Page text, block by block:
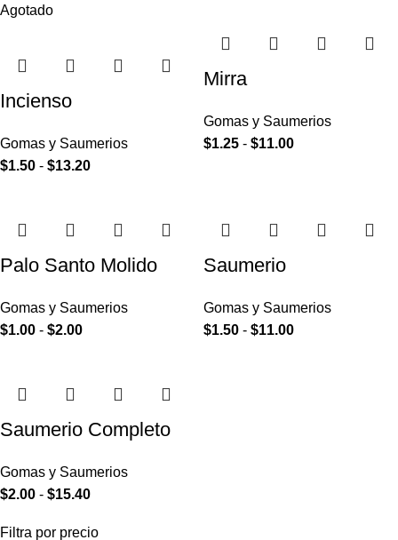
Filtra por precio
Agotado
Incienso
Gomas y Saumerios
$1.50 - $13.20
Mirra
Gomas y Saumerios
$1.25 - $11.00
Palo Santo Molido
Gomas y Saumerios
$1.00 - $2.00
Saumerio
Gomas y Saumerios
$1.50 - $11.00
Saumerio Completo
Gomas y Saumerios
$2.00 - $15.40